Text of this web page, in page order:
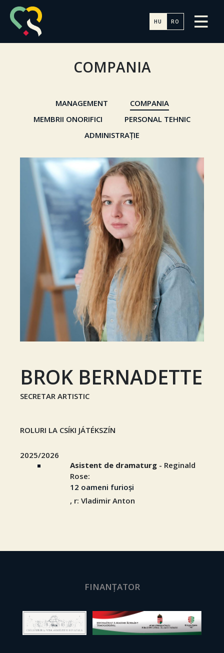
HU RO
COMPANIA
MANAGEMENT
COMPANIA
MEMBRII ONORIFICI
PERSONAL TEHNIC
ADMINISTRAȚIE
BROK BERNADETTE
SECRETAR ARTISTIC
ROLURI LA CSÍKI JÁTÉKSZÍN
2025/2026
Asistent de dramaturg - Reginald
Rose:
12 oameni furioși
, r: Vladimir Anton
FINANȚATOR